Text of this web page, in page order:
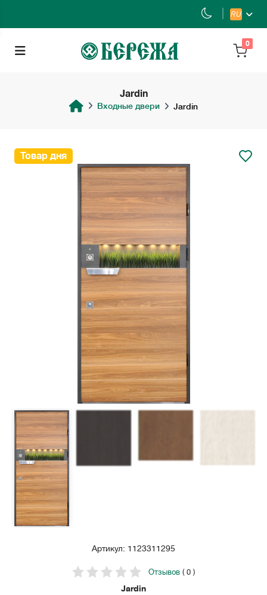
RU
0
Jardin
Входные двери Jardin
Товар дня
Артикул: 1123311295
Отзывов ( 0 )
Jardin